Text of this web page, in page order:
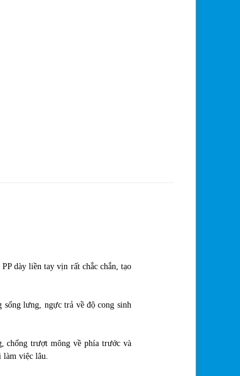
dày liền tay vịn rất chắc chắn, tạo
lưng, ngực trả về độ cong sinh
chống trượt mông về phía trước và
việc lâu.